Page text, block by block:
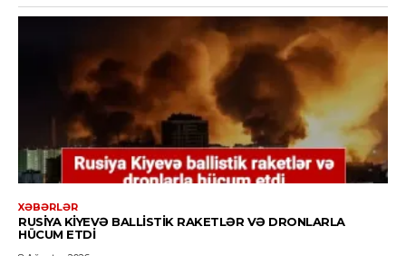
XƏBƏRLƏR
RUSIYA KIYEVƏ BALLISTIK RAKETLƏR VƏ DRONLARLA
HÜCUM ETDI